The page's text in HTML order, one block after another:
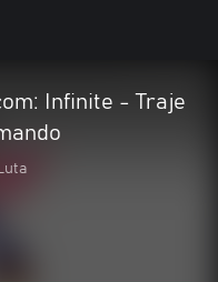
Infinite - Traje